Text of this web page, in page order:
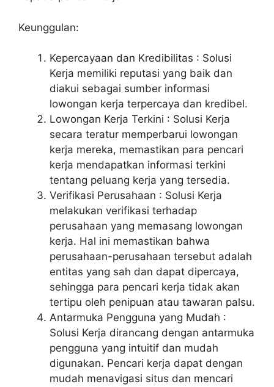
Keunggulan:
Kepercayaan dan Kredibilitas : Solusi
Kerja memiliki reputasi yang baik dan
diakui sebagai sumber informasi
lowongan kerja terpercaya dan kredibel.
Lowongan Kerja Terkini : Solusi Kerja
secara teratur memperbarui lowongan
kerja mereka, memastikan para pencari
kerja mendapatkan informasi terkini
tentang peluang kerja yang tersedia.
Verifikasi Perusahaan : Solusi Kerja
melakukan verifikasi terhadap
perusahaan yang memasang lowongan
kerja. Hal ini memastikan bahwa
perusahaan-perusahaan tersebut adalah
entitas yang sah dan dapat dipercaya,
sehingga para pencari kerja tidak akan
tertipu oleh penipuan atau tawaran palsu.
Antarmuka Pengguna yang Mudah :
Solusi Kerja dirancang dengan antarmuka
pengguna yang intuitif dan mudah
digunakan. Pencari kerja dapat dengan
mudah menavigasi situs dan mencari